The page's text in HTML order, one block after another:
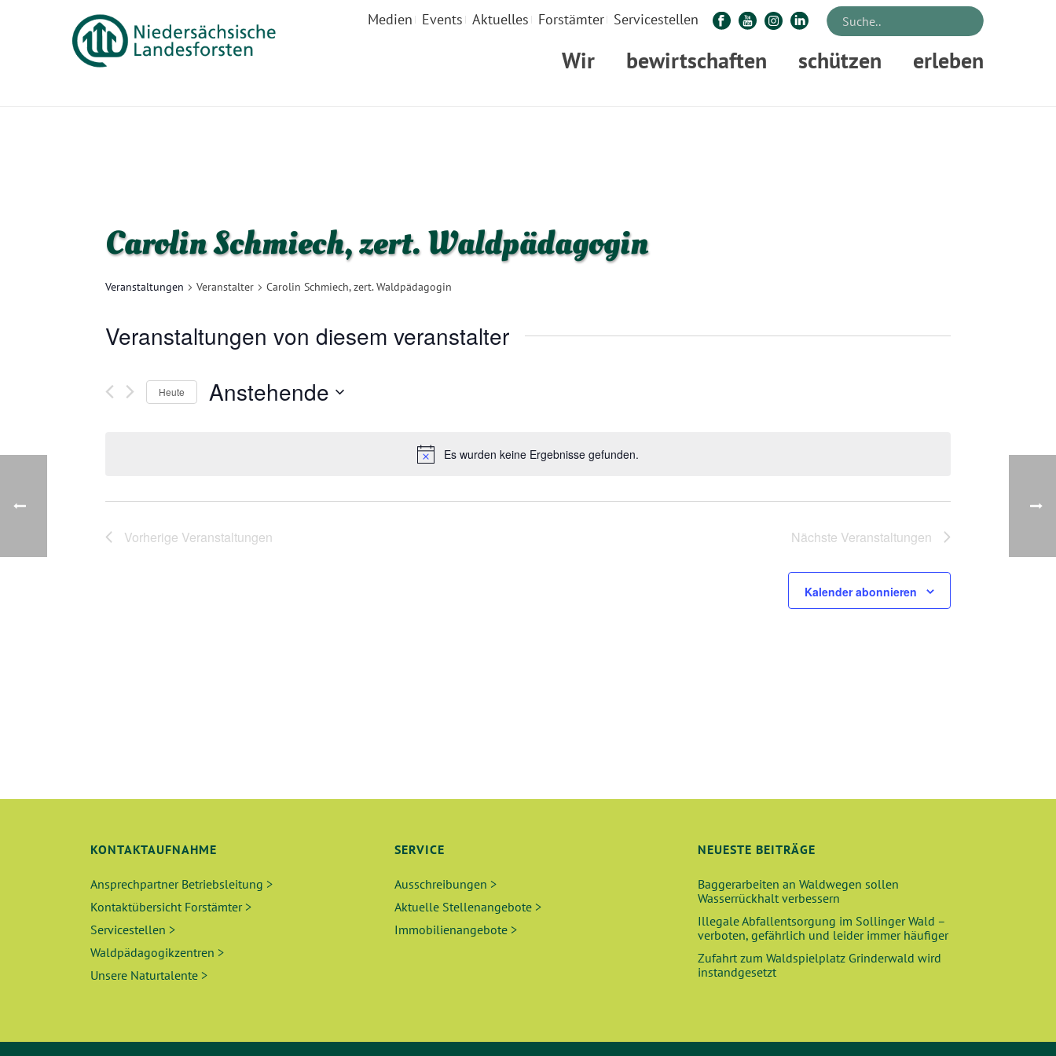
Medien Events Aktuelles Forstämter Servicestellen
Wir bewirtschaften schützen erleben
Es wurden keine Ergebnisse gefunden.
Carolin Schmiech, zert. Waldpädagogin
Veranstaltungen Veranstalter Carolin Schmiech, zert. Waldpädagogin
Veranstaltungen von diesem veranstalter
Heute Anstehende
Vorherige Veranstaltungen Nächste Veranstaltungen
Kalender abonnieren
KONTAKTAUFNAHME
Ansprechpartner Betriebsleitung >
Kontaktübersicht Forstämter >
Servicestellen >
Waldpädagogikzentren >
Unsere Naturtalente >
SERVICE
Ausschreibungen >
Aktuelle Stellenangebote >
Immobilienangebote >
NEUESTE BEITRÄGE
Baggerarbeiten an Waldwegen sollen
Wasserrückhalt verbessern
Illegale Abfallentsorgung im Sollinger Wald –
verboten, gefährlich und leider immer häufiger
Zufahrt zum Waldspielplatz Grinderwald wird
instandgesetzt